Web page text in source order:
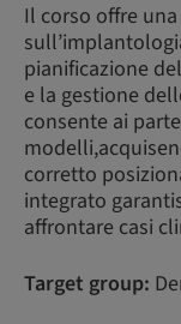
Il corso offre
pianificazione
e la gestione
consente ai
corretto
integrato
affrontare casi
Target group: